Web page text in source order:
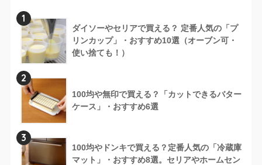
1
ダイソーやセリアで買える？ 定番人気の「プ
リンカップ」・おすすめ10選（オーブン可・
使い捨ても！）
2
100均や無印で買える？「カットできるバター
ケース」・おすすめ6選
3
100均やドンキで買える？定番人気の「冷蔵庫
マット」・おすすめ8選。セリアやホームセン